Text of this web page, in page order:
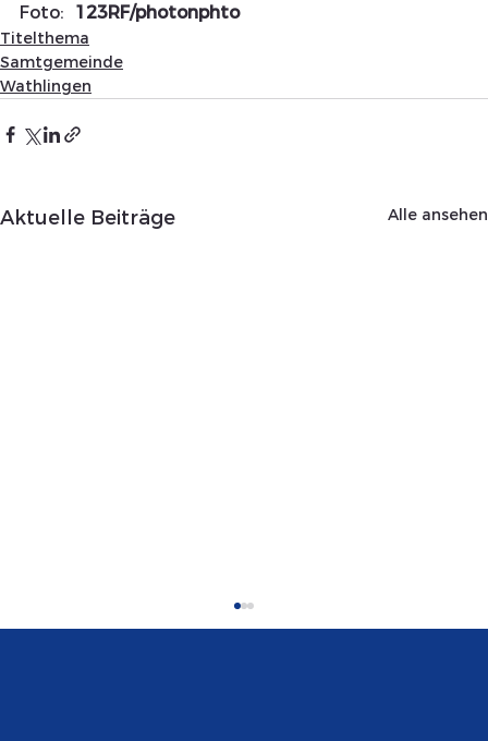
Foto: 123RF/photonphto
Titelthema
Samtgemeinde
Wathlingen
Aktuelle Beiträge Alle ansehen